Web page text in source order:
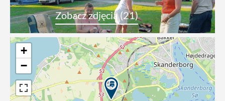
Zobacz zdjęcia (21)
+
−